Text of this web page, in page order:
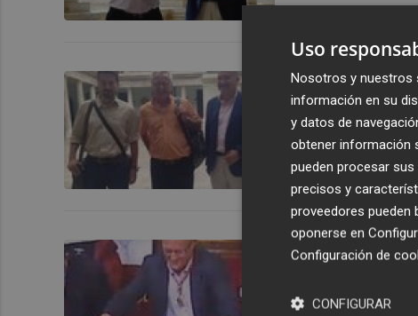
Compromís,
programa
organizativa
Ribó
representa
diálogo
Uso
Nosotros y nuestros
información en su
y datos de
obtener información
pueden procesar
precisos y
proveedores pueden
oponerse en
Configuración de
CONFIGURAR